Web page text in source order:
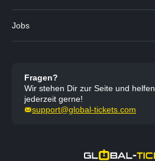
Jobs
Fragen?
Wir stehen Dir zur Seite und helfen
jederzeit gerne!
support@global-tickets.com